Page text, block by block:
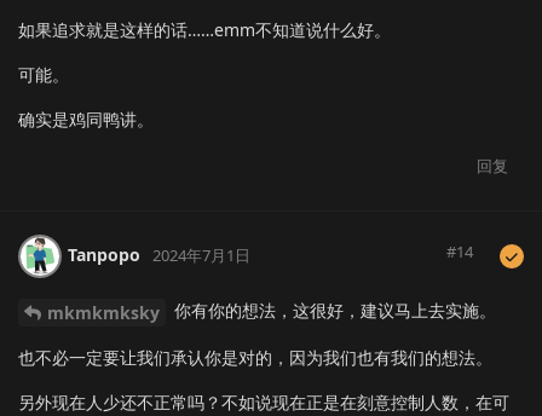
如果追求就是这样的话……emm不知道说什么好。
可能。
确实是鸡同鸭讲。
回复
Tanpopo 2024年7月1日 #14
mkmkmksky 你有你的想法，这很好，建议马上去实施。
也不必一定要让我们承认你是对的，因为我们也有我们的想法。
另外现在人少还不正常吗？不如说现在正是在刻意控制人数，在可